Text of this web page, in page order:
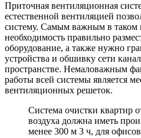
Приточная вентиляционная
естественной вентиляцией
систему. Самым важным в таком
необходимость правильно
оборудование, а также нужно
устройства и обшивку сети
пространстве. Немаловажным
работы всей системы является
вентиляционных решеток.
Система очистки квартир
воздуха должна иметь
менее 300 м 3 ч, для